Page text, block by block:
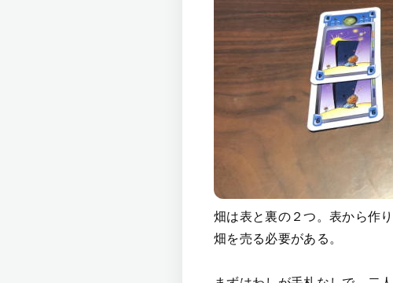
畑は表と裏の２つ。表から作
畑を売る必要がある。